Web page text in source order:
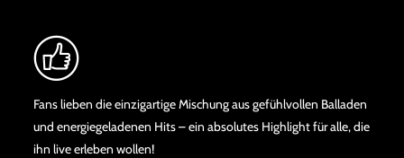
Fans lieben die einzigartige Mischung aus gefühlvollen Balladen
und energiegeladenen Hits – ein absolutes Highlight für alle, die
ihn live erleben wollen!